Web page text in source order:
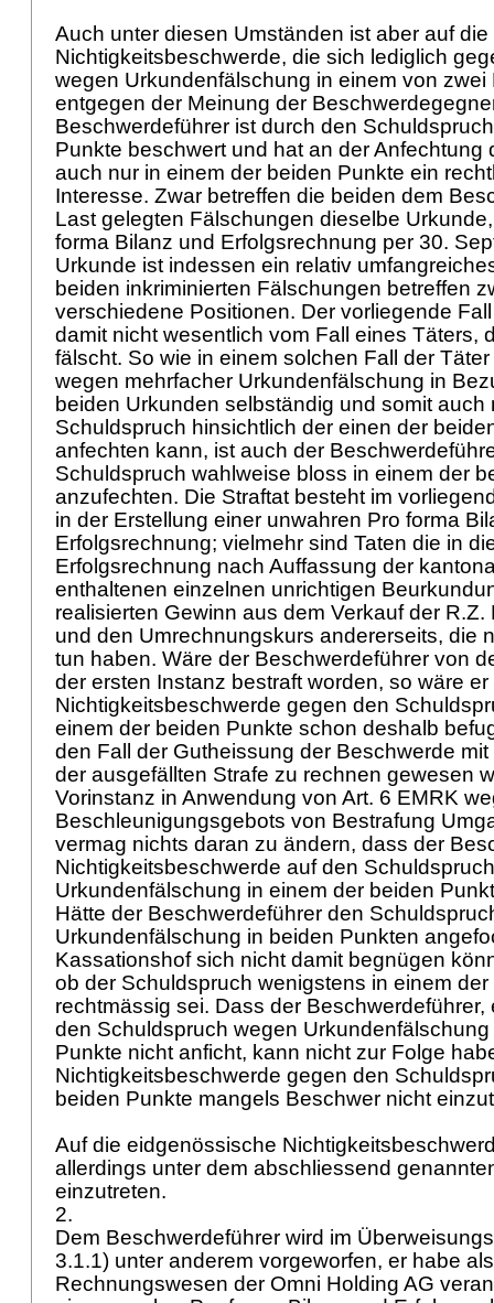
Auch unter diesen Umständen ist aber auf
Nichtigkeitsbeschwerde, die sich lediglich
wegen Urkundenfälschung in einem von zwei
entgegen der Meinung der
Beschwerdeführer ist durch den
Punkte beschwert und hat an der Anfechtung
auch nur in einem der beiden Punkte ein
Interesse. Zwar betreffen die beiden dem
Last gelegten Fälschungen dieselbe
forma Bilanz und Erfolgsrechnung per 30.
Urkunde ist indessen ein relativ
beiden inkriminierten Fälschungen betreffen
verschiedene Positionen. Der vorliegende
damit nicht wesentlich vom Fall eines Täters,
fälscht. So wie in einem solchen Fall der
wegen mehrfacher Urkundenfälschung in
beiden Urkunden selbständig und somit auch
Schuldspruch hinsichtlich der einen der
anfechten kann, ist auch der
Schuldspruch wahlweise bloss in einem der
anzufechten. Die Straftat besteht im
in der Erstellung einer unwahren Pro forma
Erfolgsrechnung; vielmehr sind Taten die in
Erfolgsrechnung nach Auffassung der
enthaltenen einzelnen unrichtigen
realisierten Gewinn aus dem Verkauf der
und den Umrechnungskurs andererseits, die
tun haben. Wäre der Beschwerdeführer von
der ersten Instanz bestraft worden, so wäre
Nichtigkeitsbeschwerde gegen den
einem der beiden Punkte schon deshalb
den Fall der Gutheissung der Beschwerde
der ausgefällten Strafe zu rechnen gewesen
Vorinstanz in Anwendung von Art. 6 EMRK
Beschleunigungsgebots von Bestrafung
vermag nichts daran zu ändern, dass der
Nichtigkeitsbeschwerde auf den
Urkundenfälschung in einem der beiden
Hätte der Beschwerdeführer den
Urkundenfälschung in beiden Punkten
Kassationshof sich nicht damit begnügen
ob der Schuldspruch wenigstens in einem
rechtmässig sei. Dass der Beschwerdeführer,
den Schuldspruch wegen
Punkte nicht anficht, kann nicht zur Folge
Nichtigkeitsbeschwerde gegen den
beiden Punkte mangels Beschwer nicht
Auf die eidgenössische
allerdings unter dem abschliessend
einzutreten.
2.
Dem Beschwerdeführer wird im
3.1.1) unter anderem vorgeworfen, er habe
Rechnungswesen der Omni Holding AG